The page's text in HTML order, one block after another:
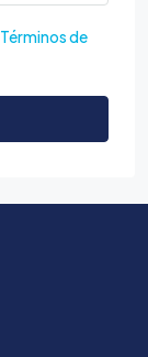
Términos de